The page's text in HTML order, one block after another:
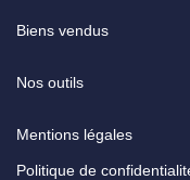
Biens vendus
Nos outils
Mentions légales
Politique de